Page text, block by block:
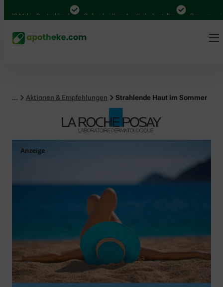
in Deutschland Online bei Ihrer Apotheke bestellen Bequem zwischen
... Aktionen & Empfehlungen Strahlende Haut im Sommer